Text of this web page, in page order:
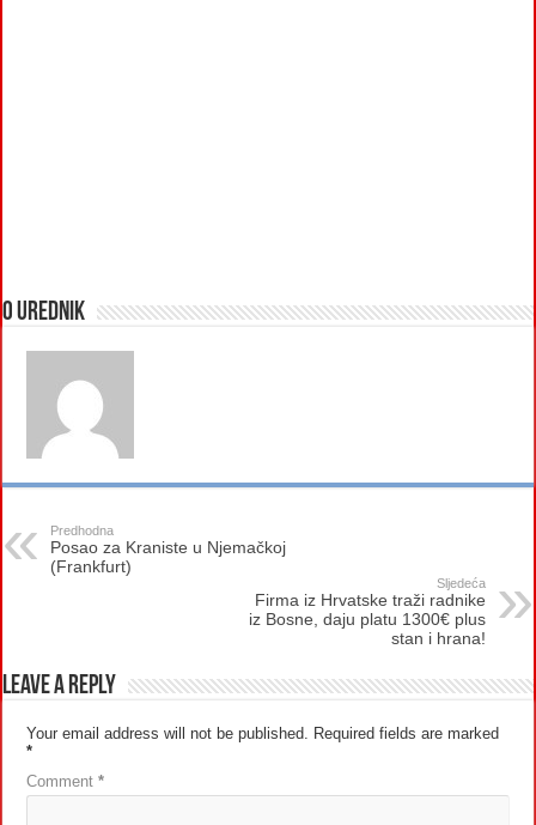
O urednik
Predhodna
Posao za Kraniste u Njemačkoj
(Frankfurt)
Sljedeća
Firma iz Hrvatske traži radnike
iz Bosne, daju platu 1300€ plus
stan i hrana!
Leave a Reply
Your email address will not be published.
Required fields are marked
*
Comment*